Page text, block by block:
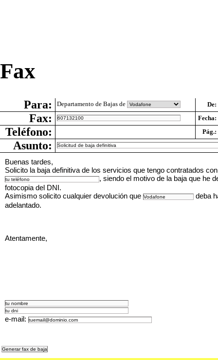
Fax
Para: Departamento de Bajas de De:
Fax: Fecha:
Teléfono: Pág.:
Asunto:
Buenas tardes,
Solicito la baja definitiva de los servicios que tengo contratados
, siendo el motivo de la baja que he
fotocopia del DNI.
Asimismo solicito cualquier devolución que
deba
adelantado.
Atentamente,
e-mail: